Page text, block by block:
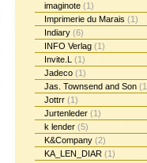
imaginote (1)
Imprimerie du Marais (1)
Indiary (6)
INFO Verlag (1)
Invite.L (1)
Jadeco (1)
Jas. Townsend and Son
Jottrr (1)
Jurtenleder (1)
k lender (5)
K&Company (2)
KA_LEN_DIAR (1)